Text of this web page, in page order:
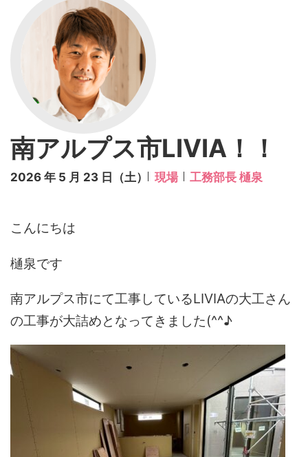
南アルプス市LIVIA！！
2026 年 5 月 23 日（土） 現場 工務部長 樋泉
こんにちは
樋泉です
南アルプス市にて工事しているLIVIAの大工さん
の工事が大詰めとなってきました(^^♪